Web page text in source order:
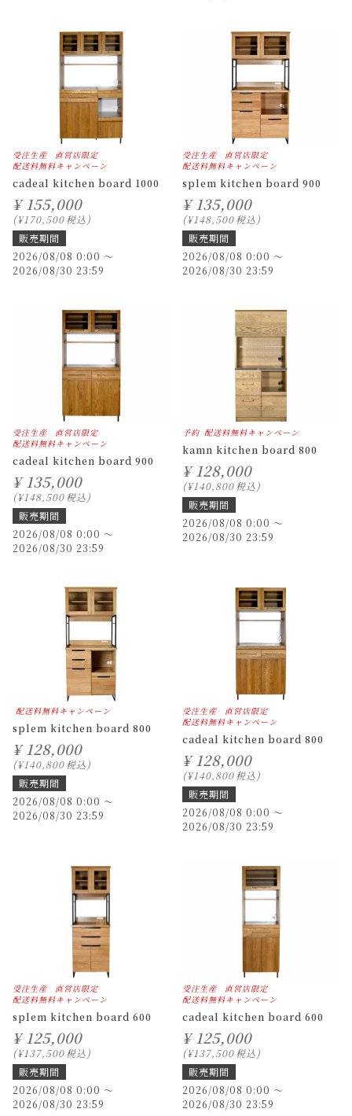
受注生産
直営店限定
配送料無料キャンペーン
cadeal kitchen board 1000
¥ 155,000
¥170,500税込
販売期間
2026/08/08 0:00 〜
2026/08/30 23:59
受注生産
直営店限定
配送料無料キャンペーン
splem kitchen board 900
¥ 135,000
¥148,500税込
販売期間
2026/08/08 0:00 〜
2026/08/30 23:59
受注生産
直営店限定
配送料無料キャンペーン
cadeal kitchen board 900
¥ 135,000
¥148,500税込
販売期間
2026/08/08 0:00 〜
2026/08/30 23:59
予約 配送料無料キャンペーン
kamn kitchen board 800
¥ 128,000
¥140,800税込
販売期間
2026/08/08 0:00 〜
2026/08/30 23:59
配送料無料キャンペーン
splem kitchen board 800
¥ 128,000
¥140,800税込
販売期間
2026/08/08 0:00 〜
2026/08/30 23:59
受注生産
直営店限定
配送料無料キャンペーン
cadeal kitchen board 800
¥ 128,000
¥140,800税込
販売期間
2026/08/08 0:00 〜
2026/08/30 23:59
受注生産
直営店限定
配送料無料キャンペーン
splem kitchen board 600
¥ 125,000
¥137,500税込
販売期間
2026/08/08 0:00 〜
2026/08/30 23:59
受注生産
直営店限定
配送料無料キャンペーン
cadeal kitchen board 600
¥ 125,000
¥137,500税込
販売期間
2026/08/08 0:00 〜
2026/08/30 23:59